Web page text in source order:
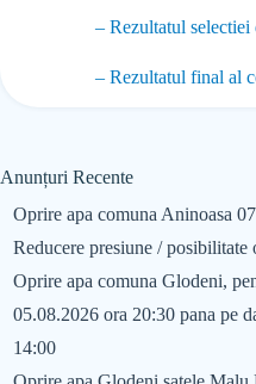
– Rezultatul selectiei
– Rezultatul final al
Anunțuri Recente
Oprire apa comuna Aninoasa
Reducere presiune / posibilitate
Oprire apa comuna Glodeni,
05.08.2026 ora 20:30 pana pe
14:00